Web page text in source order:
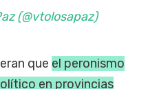
(@vtolosapaz)
que el peronismo
en provincias